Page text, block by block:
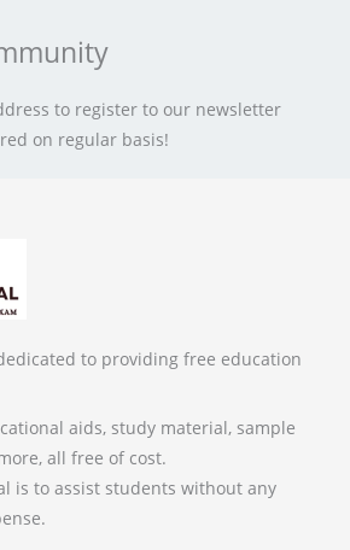
to register to our newsletter
on regular basis!
to providing free education
aids, study material, sample
all free of cost.
is to assist students without any